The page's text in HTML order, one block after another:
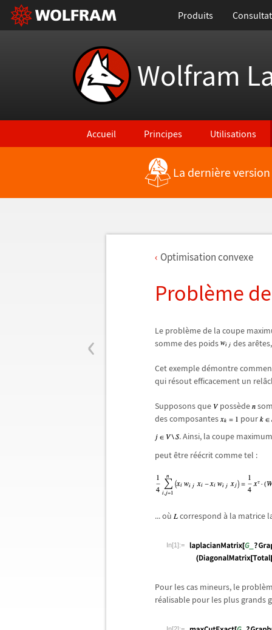
Produits
Wolfram
Accueil Principes Utilisations
La dernière
‹
Optimisation convexe
Problème
Le problème de la coupe
somme des poids
des arê
Cet exemple démontre
qui résout efficacement un relâ
Supposons que possède
des composantes
pour
. Ainsi, la coupe
peutêtre réécrit comme tel :
... où correspond à la matrice
In[1]:=
Pour les cas mineurs, le problè
réalisable pour les plus grands